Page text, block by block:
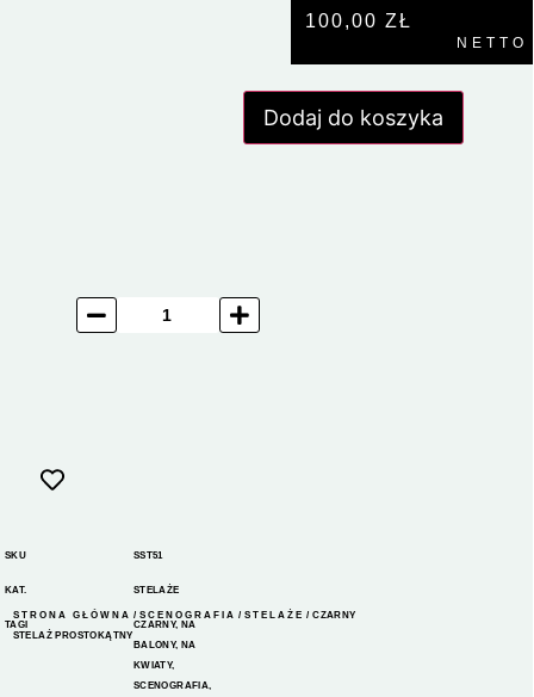
100,00 ZŁ
NETTO
Dodaj do koszyka
SKU SST51
KAT. STELAŻE
TAGI CZARNY, NA
BALONY, NA
KWIATY,
SCENOGRAFIA
STRONA GŁÓWNA / SCENOGRAFIA /STELAŻE / CZARNY
STELAŻ PROSTOKĄTNY